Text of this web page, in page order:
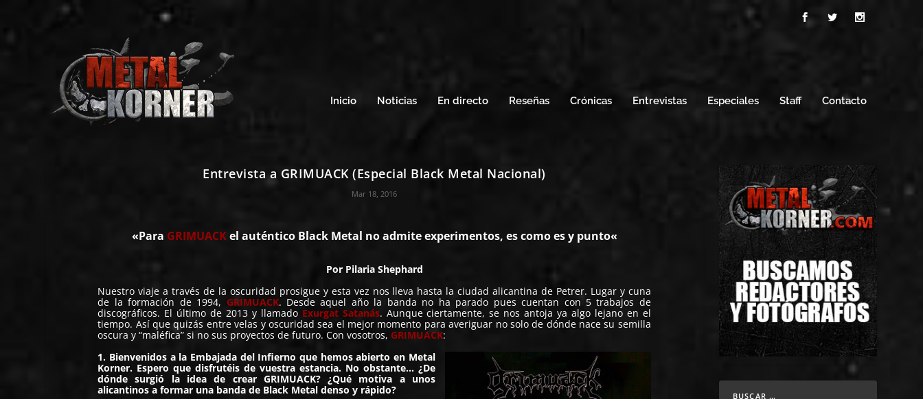
Inicio Noticias En directo Reseñas Crónicas Entrevistas Especiales Staff Contacto
Entrevista a GRIMUACK (Especial Black Metal Nacional)
Mar 18, 2016
«Para GRIMUACKel auténtico Black Metal no admite experimentos, es como es y punto«
Por Pilaria Shephard
Nuestro viaje a través de la oscuridad prosigue y esta vez nos lleva hasta la ciudad alicantina de Petrer. Lugar y cuna
de la formación de 1994, GRIMUACK. Desde aquel año la banda no ha parado pues cuentan con 5 trabajos de
discográficos. El último de 2013 y llamado Exurgat Satanás. Aunque ciertamente, se nos antoja ya algo lejano en el
tiempo. Así que quizás entre velas y oscuridad sea el mejor momento para averiguar no solo de dónde nace su semilla
oscura y “maléfica” si no sus proyectos de futuro. Con vosotros, GRIMUACK:
1. Bienvenidos a la Embajada del Infierno que hemos abierto en Metal
Korner. Espero que disfrutéis de vuestra estancia. No obstante… ¿De
dónde surgió la idea de crear GRIMUACK? ¿Qué motiva a unos
alicantinos a formar una banda de Black Metal denso y rápido?